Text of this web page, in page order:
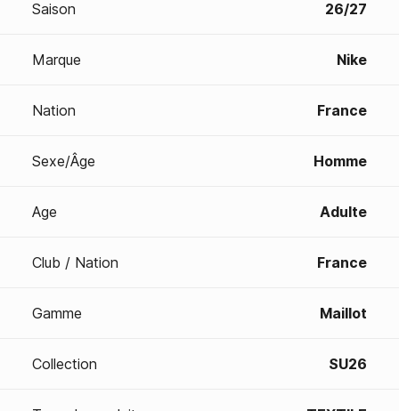
Saison 26/27
Marque Nike
Nation France
Sexe/Âge Homme
Age Adulte
Club / Nation France
Gamme Maillot
Collection SU26